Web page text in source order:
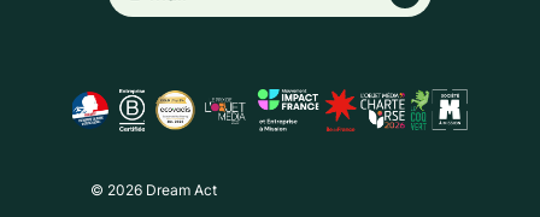
© 2026 Dream Act